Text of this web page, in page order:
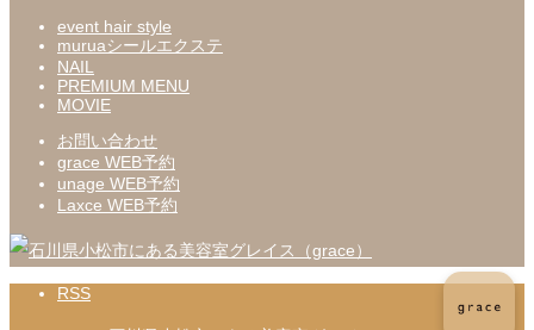
event hair style
muruaシールエクステ
NAIL
PREMIUM MENU
MOVIE
お問い合わせ
grace WEB予約
unage WEB予約
Laxce WEB予約
RSS